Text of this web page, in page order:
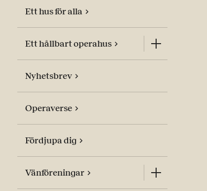
Ett hus för alla
Ett hållbart operahus
Nyhetsbrev
Operaverse
Fördjupa dig
Vänföreningar